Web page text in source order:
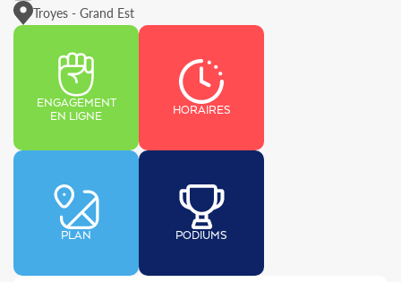
Troyes - Grand Est
ENGAGEMENT
EN LIGNE
HORAIRES
PLAN PODIUMS